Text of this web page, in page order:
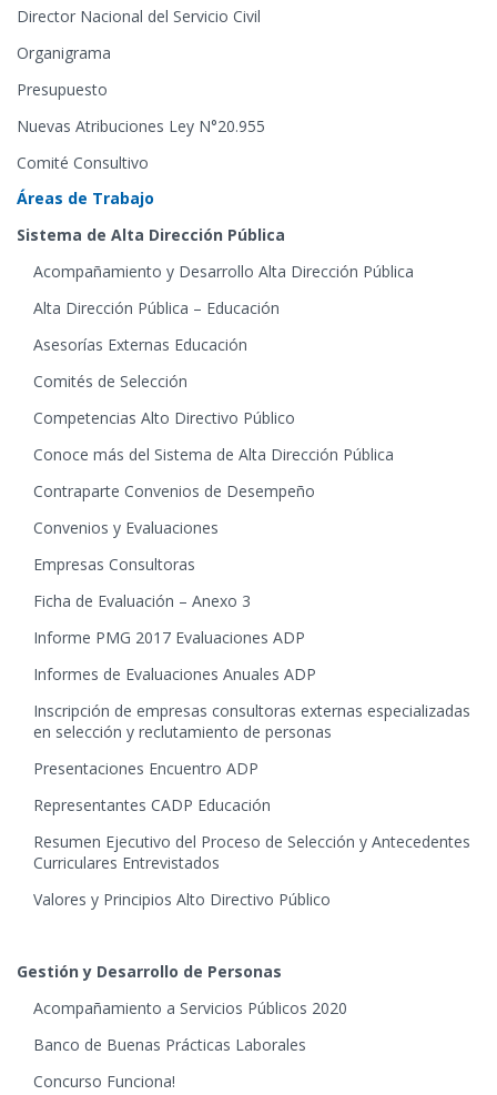
Director Nacional del Servicio Civil
Organigrama
Presupuesto
Nuevas Atribuciones Ley N°20.955
Comité Consultivo
Áreas de Trabajo
Sistema de Alta Dirección Pública
Acompañamiento y Desarrollo Alta Dirección Pública
Alta Dirección Pública – Educación
Asesorías Externas Educación
Comités de Selección
Competencias Alto Directivo Público
Conoce más del Sistema de Alta Dirección Pública
Contraparte Convenios de Desempeño
Convenios y Evaluaciones
Empresas Consultoras
Ficha de Evaluación – Anexo 3
Informe PMG 2017 Evaluaciones ADP
Informes de Evaluaciones Anuales ADP
Inscripción de empresas consultoras externas especializadas
en selección y reclutamiento de personas
Presentaciones Encuentro ADP
Representantes CADP Educación
Resumen Ejecutivo del Proceso de Selección y Antecedentes
Curriculares Entrevistados
Valores y Principios Alto Directivo Público
Gestión y Desarrollo de Personas
Acompañamiento a Servicios Públicos 2020
Banco de Buenas Prácticas Laborales
Concurso Funciona!